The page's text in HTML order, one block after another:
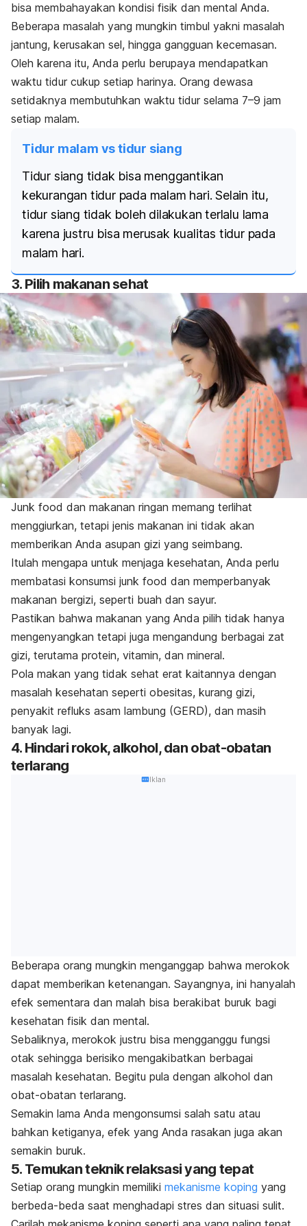
bisa membahayakan kondisi fisik dan mental Anda.
Beberapa masalah yang mungkin timbul yakni masalah
jantung, kerusakan sel, hingga gangguan kecemasan.
Oleh karena itu, Anda perlu berupaya mendapatkan
waktu tidur cukup setiap harinya. Orang dewasa
setidaknya membutuhkan waktu tidur selama 7–9 jam
setiap malam.
Tidur malam vs tidur siang
Tidur siang tidak bisa menggantikan
kekurangan tidur pada malam hari. Selain itu,
tidur siang tidak boleh dilakukan terlalu lama
karena justru bisa merusak kualitas tidur pada
malam hari.
3. Pilih makanan sehat
Junk food dan makanan ringan memang terlihat
menggiurkan, tetapi jenis makanan ini tidak akan
memberikan Anda asupan gizi yang seimbang.
Itulah mengapa untuk menjaga kesehatan, Anda perlu
membatasi konsumsi junk food dan memperbanyak
makanan bergizi, seperti buah dan sayur.
Pastikan bahwa makanan yang Anda pilih tidak hanya
mengenyangkan tetapi juga mengandung berbagai zat
gizi, terutama protein, vitamin, dan mineral.
Pola makan yang tidak sehat erat kaitannya dengan
masalah kesehatan seperti obesitas, kurang gizi,
penyakit refluks asam lambung (GERD), dan masih
banyak lagi.
4. Hindari rokok, alkohol, dan obat-obatan
terlarang
Iklan
Beberapa orang mungkin menganggap bahwa merokok
dapat memberikan ketenangan. Sayangnya, ini hanyalah
efek sementara dan malah bisa berakibat buruk bagi
kesehatan fisik dan mental.
Sebaliknya, merokok justru bisa mengganggu fungsi
otak sehingga berisiko mengakibatkan berbagai
masalah kesehatan. Begitu pula dengan alkohol dan
obat-obatan terlarang.
Semakin lama Anda mengonsumsi salah satu atau
bahkan ketiganya, efek yang Anda rasakan juga akan
semakin buruk.
5. Temukan teknik relaksasi yang tepat
Setiap orang mungkin memiliki mekanisme koping yang
berbeda-beda saat menghadapi stres dan situasi sulit.